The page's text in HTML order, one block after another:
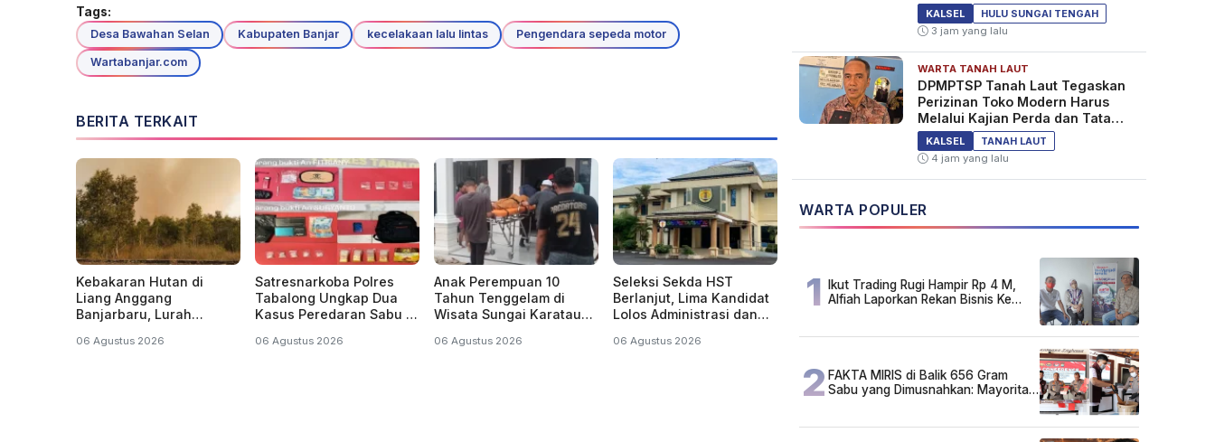
Tags:
Desa Bawahan Selan Kabupaten Banjar kecelakaan lalu lintas Pengendara sepeda motor
Wartabanjar.com
BERITA TERKAIT
Kebakaran Hutan di
Liang Anggang
Banjarbaru, Lurah
Terbakar Sejak Tadi
06 Agustus 2026
Satresnarkoba Polres
Tabalong Ungkap Dua
Kasus Peredaran Sabu di
Pelaku Diamankan
06 Agustus 2026
Anak Perempuan 10
Tahun Tenggelam di
Wisata Sungai Karatau
Meninggal Dunia
06 Agustus 2026
Seleksi Sekda HST
Berlanjut, Lima Kandidat
Lolos Administrasi dan
06 Agustus 2026
KALSEL
HULU SUNGAI TENGAH
3 jam yang lalu
WARTA TANAH LAUT
DPMPTSP Tanah Laut Tegaskan
Perizinan Toko Modern Harus
Melalui Kajian Perda dan Tata
Ruang
KALSEL
TANAH LAUT
4 jam yang lalu
WARTA POPULER
1 Ikut Trading Rugi Hampir Rp 4 M,
Alfiah Laporkan Rekan Bisnis Ke
2 FAKTA MIRIS di Balik 656 Gram
Sabu yang Dimusnahkan: Mayoritas